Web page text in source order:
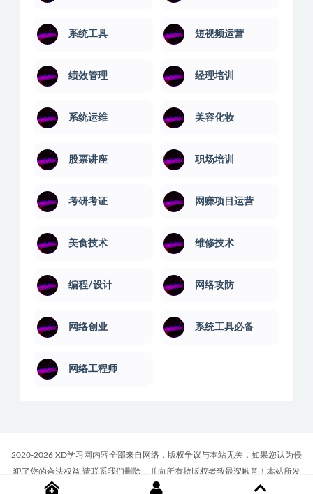
系统工具 短视频运营
绩效管理 经理培训
系统运维 美容化妆
股票讲座 职场培训
考研考证 网赚项目运营
美食技术 维修技术
编程/设计 网络攻防
网络创业 系统工具必备
网络工程师
2020-2026 XD学习网内容全部来自网络，版权争议与本站无关，如果您认为侵
犯了您的合法权益,请联系我们删除，并向所有持版权者致最深歉意！本站所发
布的一切学习教程、软件等资料仅限用于学习体验和研究目的；请自觉下载后